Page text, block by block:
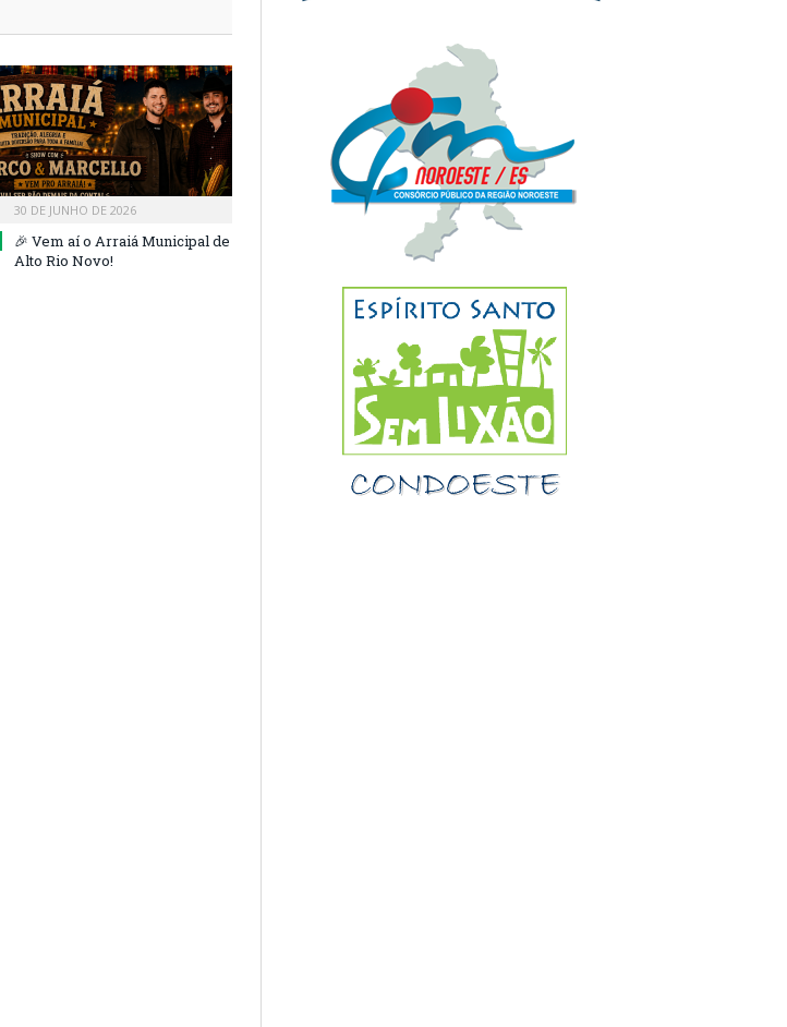
30 DE JUNHO DE 2026
🎉 Vem aí o Arraiá Municipal de
Alto Rio Novo!